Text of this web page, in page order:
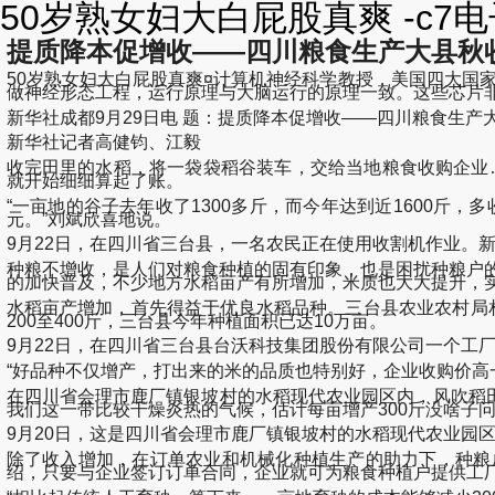
50岁熟女妇大白屁股真爽 -c7
提质降本促增收——四川粮食生产大县秋
50岁熟女妇大白屁股真爽¤计算机神经科学教授，美国四大国
做神经形态工程，运行原理与大脑运行的原理一致。这些芯
新华社成都9月29日电 题：提质降本促增收——四川粮食生产
新华社记者高健钧、江毅
收完田里的水稻，将一袋袋稻谷装车，交给当地粮食收购企
就开始细细算起了账。
“一亩地的谷子去年收了1300多斤，而今年达到近1600斤，
元。”刘斌欣喜地说。
9月22日，在四川省三台县，一名农民正在使用收割机作业。
种粮不增收，是人们对粮食种植的固有印象，也是困扰种粮户
的加快普及，不少地方水稻亩产有所增加，米质也大大提升，
水稻亩产增加，首先得益于优良水稻品种。三台县农业农村
200至400斤，三台县今年种植面积已达10万亩。
9月22日，在四川省三台县台沃科技集团股份有限公司一个工
“好品种不仅增产，打出来的米的品质也特别好，企业收购价
在四川省会理市鹿厂镇银坡村的水稻现代农业园区内，风吹
我们这一带比较干燥炎热的气候，估计每亩增产300斤没啥子
9月20日，这是四川省会理市鹿厂镇银坡村的水稻现代农业园
除了收入增加，在订单农业和机械化种植生产的助力下，种
绍，只要与企业签订订单合同，企业就可为粮食种植户提供工